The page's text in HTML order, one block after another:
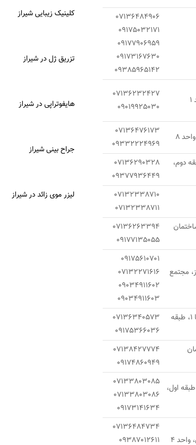
07136484906
09175032171
09177906959
09173167630
09385965142
07136232427
09019925030
07136476173
09332224969
دوم،
07136290328
09377936449
07132338710
07132338711
بعد از عفیف آباد، نبش کوچه 53، ساختمان
07136263394
09177135055
مجتمع
09175610701
07132271616
09034911602
09034911603
شیراز، معالی آباد، حدفاصل پزشکان و دوستان، ساختمان اوتانا 1، طبقه
07136340573
09175366036
07138427774
09174860949
اول،
07133803085
07133803086
09173141634
4
07136484734
09387012611
کلینیک زیبایی شیراز
تزریق ژل در شیراز
هایفوتراپی در شیراز
جراح بینی شیراز
لیزر موی زائد در شیراز